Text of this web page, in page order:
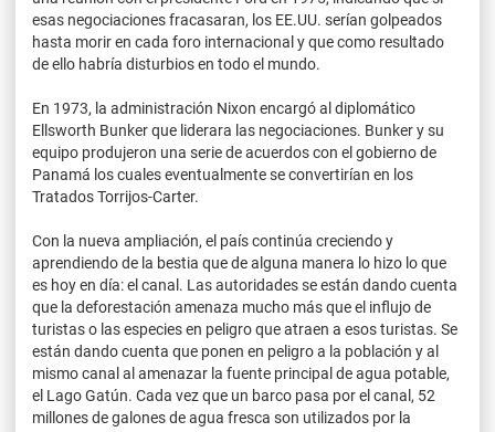
esas negociaciones fracasaran, los EE.UU. serían golpeados
hasta morir en cada foro internacional y que como resultado
de ello habría disturbios en todo el mundo.
En 1973, la administración Nixon encargó al diplomático
Ellsworth Bunker que liderara las negociaciones. Bunker y su
equipo produjeron una serie de acuerdos con el gobierno de
Panamá los cuales eventualmente se convertirían en los
Tratados Torrijos-Carter.
Con la nueva ampliación, el país continúa creciendo y
aprendiendo de la bestia que de alguna manera lo hizo lo que
es hoy en día: el canal. Las autoridades se están dando cuenta
que la deforestación amenaza mucho más que el influjo de
turistas o las especies en peligro que atraen a esos turistas. Se
están dando cuenta que ponen en peligro a la población y al
mismo canal al amenazar la fuente principal de agua potable,
el Lago Gatún. Cada vez que un barco pasa por el canal, 52
millones de galones de agua fresca son utilizados por la